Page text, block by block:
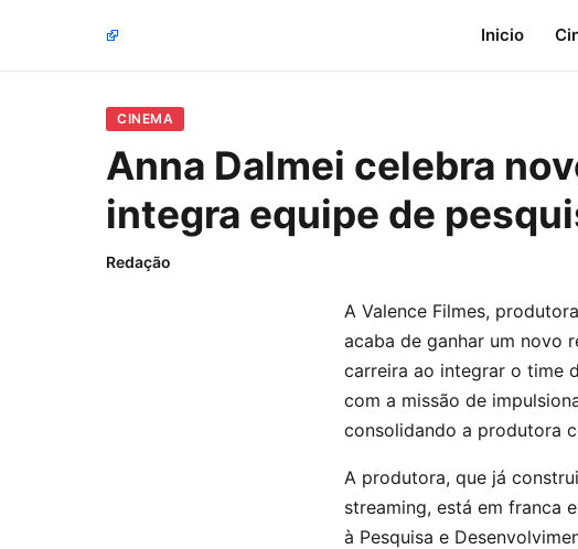
Inicio
CINEMA
Anna Dalmei celebra
integra equipe de
Redação
A Valence Filmes,
acaba de ganhar um novo
carreira ao integrar o time
com a missão de
consolidando a produtora
A produtora, que já
streaming, está em franca
à Pesquisa e